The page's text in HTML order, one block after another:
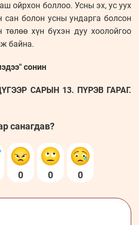
ойрхон боллоо. Усны эх, ус уух
сан болон усны ундарга болсон
хүн бүхэн дуу хоолойгоо
байна.
сонин
САРЫН 13. ПҮРЭВ ГАРАГ.
санагдав?
0 0 0